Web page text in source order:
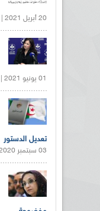
20 أبريل 2021 |
01 يونيو 2021 |
تعديل الدستور
03 سبتمبر 2020 |